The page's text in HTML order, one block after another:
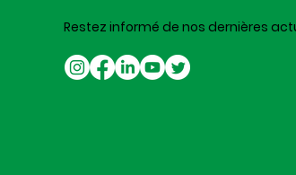
Restez informé de nos dernières